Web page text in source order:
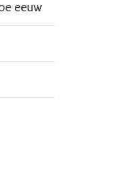
eeuw